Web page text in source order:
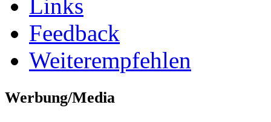
Links
Feedback
Weiterempfehlen
Werbung/Media